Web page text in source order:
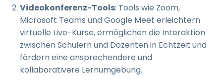
Videokonferenz-Tools: Tools wie Zoom,
Microsoft Teams und Google Meet erleichtern
virtuelle Live-Kurse, ermöglichen die Interaktion
zwischen Schülern und Dozenten in Echtzeit und
fördern eine ansprechendere und
kollaborativere Lernumgebung.